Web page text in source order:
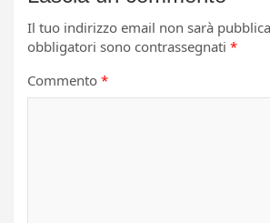
Il tuo indirizzo email non sarà
obbligatori sono contrassegnati *
Commento *